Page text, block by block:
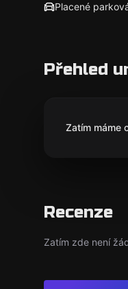
Placené
Přehled
Zatím máme
Recenze
Zatím zde není